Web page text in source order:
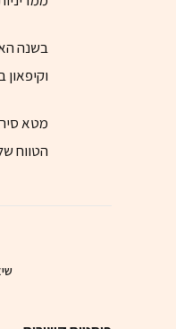
מטא
הטווח
שיא: 4 מיליארד